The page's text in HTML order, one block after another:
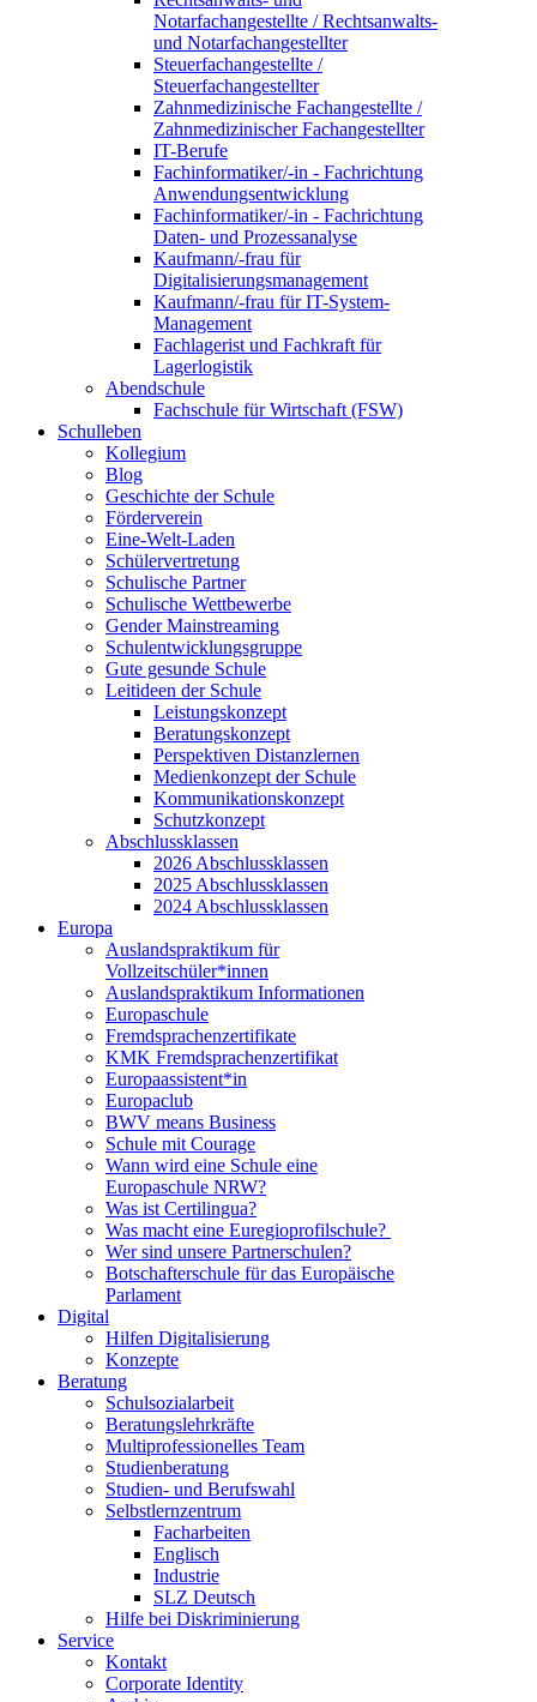
Notarfachangestellte / Rechtsanwalts-
und Notarfachangestellter
Steuerfachangestellte /
Steuerfachangestellter
Zahnmedizinische Fachangestellte /
Zahnmedizinischer Fachangestellter
IT-Berufe
Fachinformatiker/-in - Fachrichtung
Anwendungsentwicklung
Fachinformatiker/-in - Fachrichtung
Daten- und Prozessanalyse
Kaufmann/-frau für
Digitalisierungsmanagement
Kaufmann/-frau für IT-System-
Management
Fachlagerist und Fachkraft für
Lagerlogistik
Abendschule
Fachschule für Wirtschaft (FSW)
Schulleben
Kollegium
Blog
Geschichte der Schule
Förderverein
Eine-Welt-Laden
Schülervertretung
Schulische Partner
Schulische Wettbewerbe
Gender Mainstreaming
Schulentwicklungsgruppe
Gute gesunde Schule
Leitideen der Schule
Leistungskonzept
Beratungskonzept
Perspektiven Distanzlernen
Medienkonzept der Schule
Kommunikationskonzept
Schutzkonzept
Abschlussklassen
2026 Abschlussklassen
2025 Abschlussklassen
2024 Abschlussklassen
Europa
Auslandspraktikum für
Vollzeitschüler*innen
Auslandspraktikum Informationen
Europaschule
Fremdsprachenzertifikate
KMK Fremdsprachenzertifikat
Europaassistent*in
Europaclub
BWV means Business
Schule mit Courage
Wann wird eine Schule eine
Europaschule NRW?
Was ist Certilingua?
Was macht eine Euregioprofilschule?
Wer sind unsere Partnerschulen?
Botschafterschule für das Europäische
Parlament
Digital
Hilfen Digitalisierung
Konzepte
Beratung
Schulsozialarbeit
Beratungslehrkräfte
Multiprofessionelles Team
Studienberatung
Studien- und Berufswahl
Selbstlernzentrum
Facharbeiten
Englisch
Industrie
SLZ Deutsch
Hilfe bei Diskriminierung
Service
Kontakt
Corporate Identity